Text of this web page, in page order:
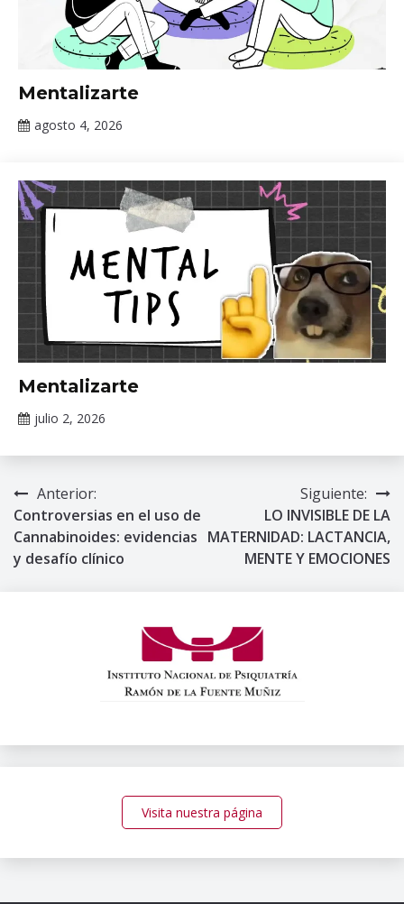
Información
de interés
Mentalizarte
agosto 4, 2026
Información
de interés
Mentalizarte
julio 2, 2026
Gallardo
Navegación
de
entradas
Anterior:
Controversias en el uso de
Cannabinoides: evidencias
y desafío clínico
Siguiente:
LO INVISIBLE DE LA
MATERNIDAD: LACTANCIA,
MENTE Y EMOCIONES
Visita nuestra página